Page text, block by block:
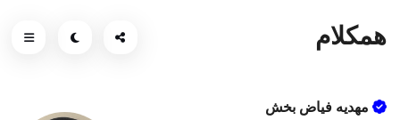
همکلام
مهدیه فیاض بخش